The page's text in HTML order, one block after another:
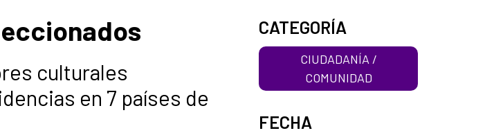
culturales
en 7 países de
CATEGORÍA
CIUDADANÍA /
COMUNIDAD
FECHA